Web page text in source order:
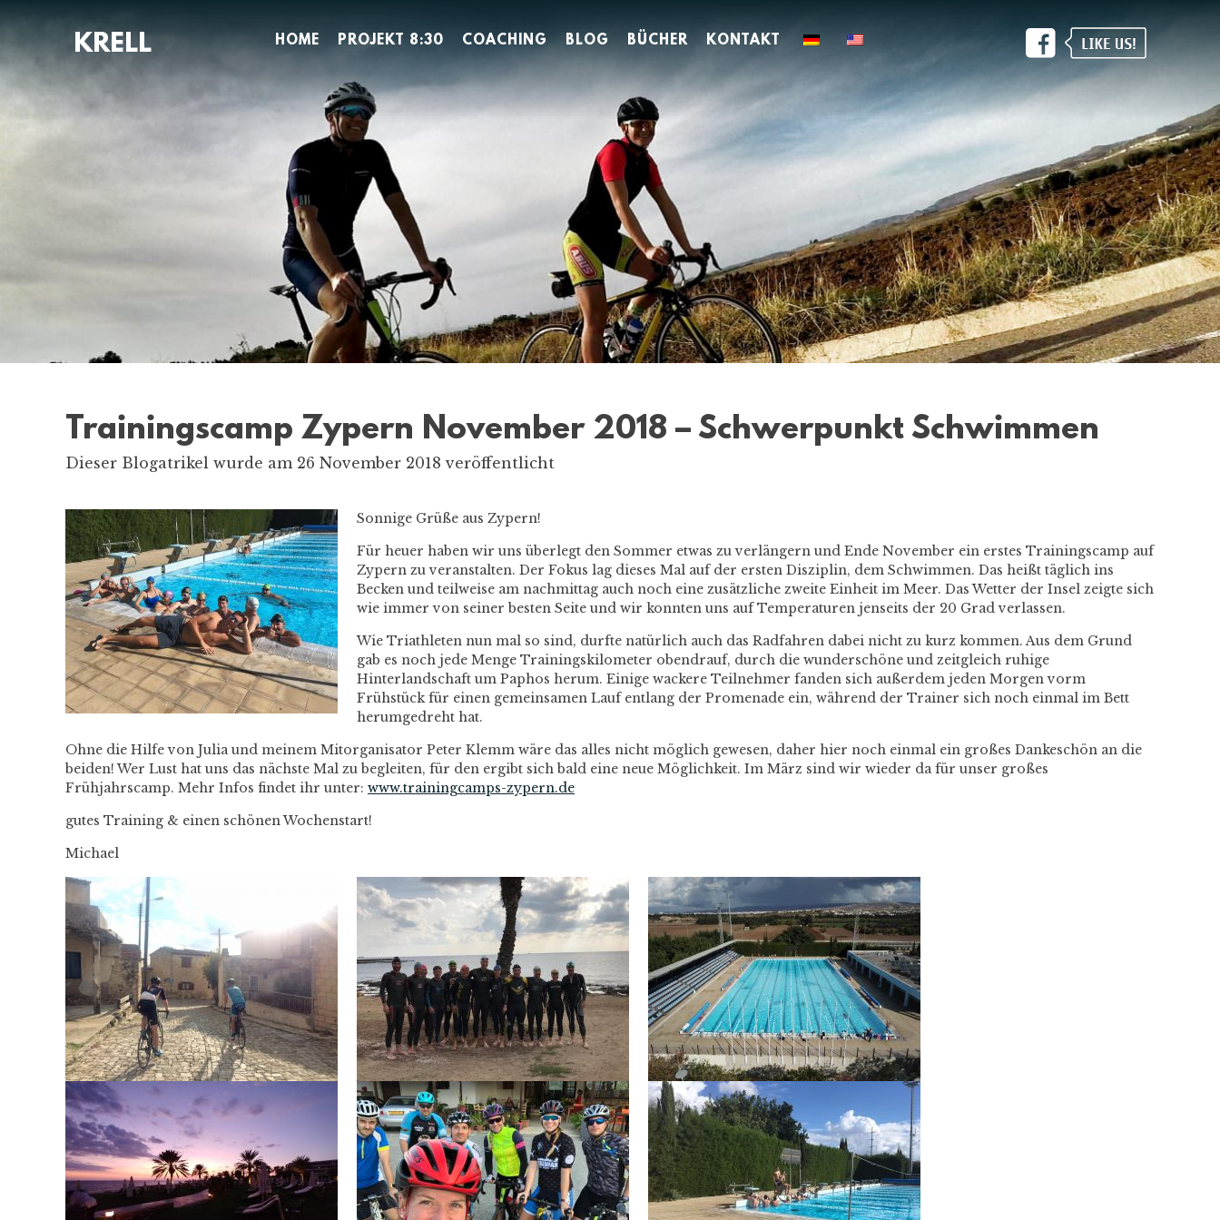
springen
HOME PROJEKT 8:30 COACHING BLOG BÜCHER KONTAKT
Trainingscamp Zypern November 2018 – Schwerpunkt Schwimmen
Dieser Blogatrikel wurde am 26 November 2018 veröffentlicht
Sonnige Grüße aus Zypern!
Für heuer haben wir uns überlegt den Sommer etwas zu verlängern und Ende November ein erstes Trainingscamp auf
Zypern zu veranstalten. Der Fokus lag dieses Mal auf der ersten Disziplin, dem Schwimmen. Das heißt täglich ins
Becken und teilweise am nachmittag auch noch eine zusätzliche zweite Einheit im Meer. Das Wetter der Insel zeigte sich
wie immer von seiner besten Seite und wir konnten uns auf Temperaturen jenseits der 20 Grad verlassen.
Wie Triathleten nun mal so sind, durfte natürlich auch das Radfahren dabei nicht zu kurz kommen. Aus dem Grund
gab es noch jede Menge Trainingskilometer obendrauf, durch die wunderschöne und zeitgleich ruhige
Hinterlandschaft um Paphos herum. Einige wackere Teilnehmer fanden sich außerdem jeden Morgen vorm
Frühstück für einen gemeinsamen Lauf entlang der Promenade ein, während der Trainer sich noch einmal im Bett
herumgedreht hat.
Ohne die Hilfe von Julia und meinem Mitorganisator Peter Klemm wäre das alles nicht möglich gewesen, daher hier noch einmal ein großes Dankeschön an die
beiden! Wer Lust hat uns das nächste Mal zu begleiten, für den ergibt sich bald eine neue Möglichkeit. Im März sind wir wieder da für unser großes
Frühjahrscamp. Mehr Infos findet ihr unter: www.trainingcamps-zypern.de
gutes Training & einen schönen Wochenstart!
Michael